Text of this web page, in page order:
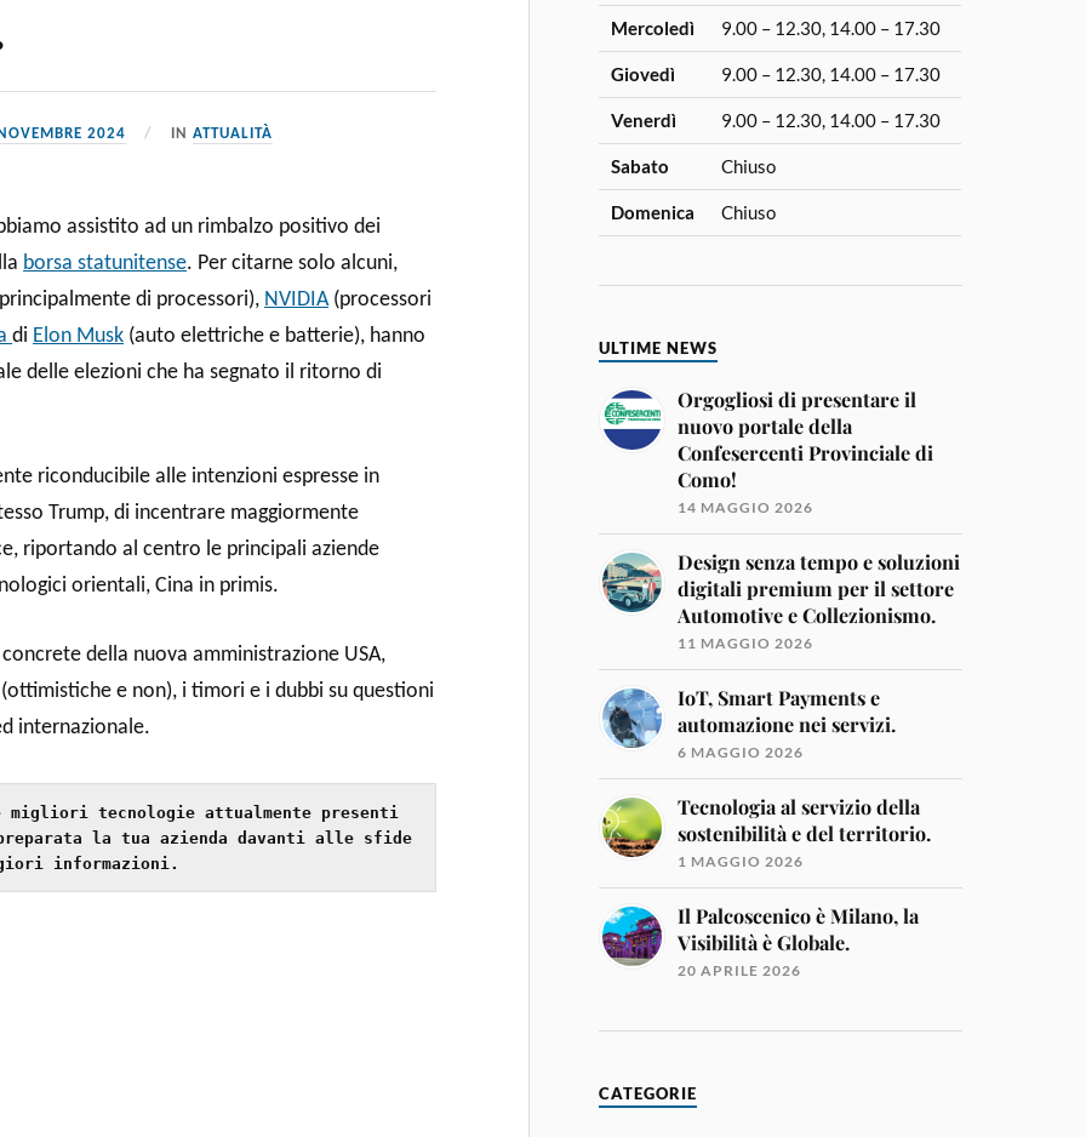
2024 INATTUALITÀ
assistito ad un rimbalzo positivo dei
borsa statunitense. Per citarne solo alcuni,
di processori), NVIDIA(processori
di Elon Musk (auto elettriche e batterie), hanno
delle elezioni che ha segnato il ritorno di
riconducibile alle intenzioni espresse in
Trump, di incentrare maggiormente
riportando al centro le principali aziende
orientali, Cina in primis.
della nuova amministrazione USA,
e non), i timori e i dubbi su questioni
internazionale.
tecnologie attualmente presenti
la tua azienda davanti alle sfide
informazioni.
Mercoledì 9.00 – 12.30, 14.00 – 17.30
Giovedì 9.00 – 12.30, 14.00 – 17.30
Venerdì 9.00 – 12.30, 14.00 – 17.30
Sabato Chiuso
Domenica Chiuso
ULTIME NEWS
Orgogliosi di presentare il
nuovo portale della
Confesercenti Provinciale di
Como!
14 MAGGIO 2026
Design senza tempo e soluzioni
digitali premium per il settore
Automotive e Collezionismo.
11 MAGGIO 2026
IoT, Smart Payments e
automazione nei servizi.
6 MAGGIO 2026
Tecnologia al servizio della
sostenibilità e del territorio.
1 MAGGIO 2026
Il Palcoscenico è Milano, la
Visibilità è Globale.
20 APRILE 2026
CATEGORIE